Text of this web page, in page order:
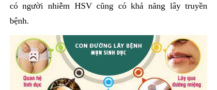
có người nhiễm HSV cũng có khả năng lây truyền
bệnh.